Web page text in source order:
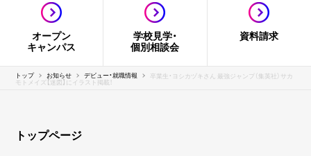
オープン
キャンパス
学校見学・
個別相談会
資料請求
トップ お知らせ デビュー・就職情報 卒業生・ヨシカヅキさん 最強ジャンプ（集英社）サカ
モトメイズ【迷図】にイラスト掲載！
トップページ